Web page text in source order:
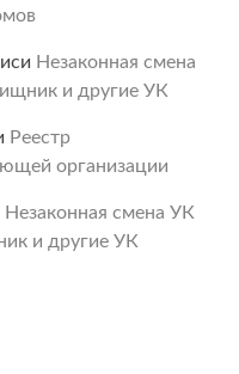
Незаконная смена
и другие УК
Реестр
организации
Незаконная смена УК
и другие УК